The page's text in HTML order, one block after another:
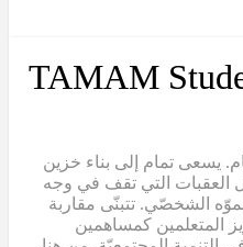
TAMAM
يسعى تمام إلى بناء خزين
العقبات التي تقف في وجه
الشخصّي. تتبنّى مقاربة
المتعلمين كمساهمين